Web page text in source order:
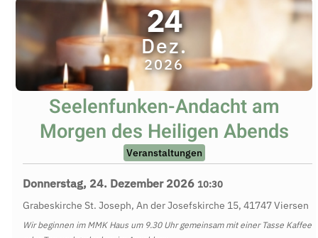
24
Dez.
2026
Seelenfunken-Andacht am
Morgen des Heiligen Abends
Veranstaltungen
Donnerstag, 24. Dezember 2026 10:30
Grabeskirche St. Joseph, An der Josefskirche 15, 41747 Viersen
Wir beginnen im MMK Haus um 9.30 Uhr gemeinsam mit einer Tasse Kaffee